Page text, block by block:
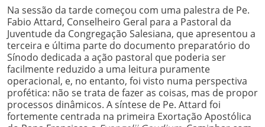
Na sessão da tarde começou com uma palestra de Pe.
Fabio Attard, Conselheiro Geral para a Pastoral da
Juventude da Congregação Salesiana, que apresentou a
terceira e última parte do documento preparatório do
Sínodo dedicada a ação pastoral que poderia ser
facilmente reduzido a uma leitura puramente
operacional, e, no entanto, foi visto numa perspectiva
profética: não se trata de fazer as coisas, mas de propor
processos dinâmicos. A síntese de Pe. Attard foi
fortemente centrada na primeira Exortação Apostólica